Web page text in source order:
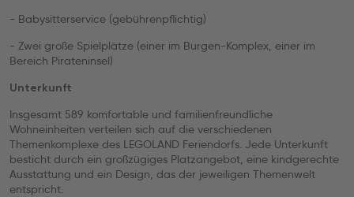
- Babysitterservice (gebührenpflichtig)
- Zwei große Spielplätze (einer im Burgen-Komplex, einer im
Bereich Pirateninsel)
Unterkunft
Insgesamt 589 komfortable und familienfreundliche
Wohneinheiten verteilen sich auf die verschiedenen
Themenkomplexe des LEGOLAND Feriendorfs. Jede Unterkunft
besticht durch ein großzügiges Platzangebot, eine kindgerechte
Ausstattung und ein Design, das der jeweiligen Themenwelt
entspricht.